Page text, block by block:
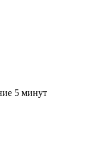
5 минут